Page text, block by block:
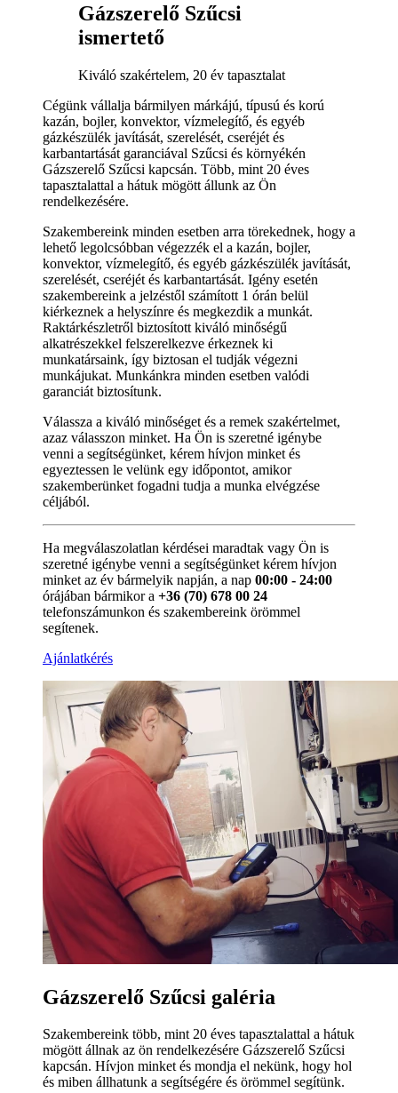
Gázszerelő Szűcsi
ismertető
Kiváló szakértelem, 20 év tapasztalat
Cégünk vállalja bármilyen márkájú, típusú és korú
kazán, bojler, konvektor, vízmelegítő, és egyéb
gázkészülék javítását, szerelését, cseréjét és
karbantartását garanciával Szűcsi és környékén
Gázszerelő Szűcsi kapcsán. Több, mint 20 éves
tapasztalattal a hátuk mögött állunk az Ön
rendelkezésére.
Szakembereink minden esetben arra törekednek, hogy a
lehető legolcsóbban végezzék el a kazán, bojler,
konvektor, vízmelegítő, és egyéb gázkészülék javítását,
szerelését, cseréjét és karbantartását. Igény esetén
szakembereink a jelzéstől számított 1 órán belül
kiérkeznek a helyszínre és megkezdik a munkát.
Raktárkészletről biztosított kiváló minőségű
alkatrészekkel felszerelkezve érkeznek ki
munkatársaink, így biztosan el tudják végezni
munkájukat. Munkánkra minden esetben valódi
garanciát biztosítunk.
Válassza a kiváló minőséget és a remek szakértelmet,
azaz válasszon minket. Ha Ön is szeretné igénybe
venni a segítségünket, kérem hívjon minket és
egyeztessen le velünk egy időpontot, amikor
szakemberünket fogadni tudja a munka elvégzése
céljából.
Ha megválaszolatlan kérdései maradtak vagy Ön is
szeretné igénybe venni a segítségünket kérem hívjon
minket az év bármelyik napján, a nap 00:00 - 24:00
órájában bármikor a +36 (70) 678 00 24
telefonszámunkon és szakembereink örömmel
segítenek.
Ajánlatkérés
Gázszerelő Szűcsi galéria
Szakembereink több, mint 20 éves tapasztalattal a hátuk
mögött állnak az ön rendelkezésére Gázszerelő Szűcsi
kapcsán. Hívjon minket és mondja el nekünk, hogy hol
és miben állhatunk a segítségére és örömmel segítünk.